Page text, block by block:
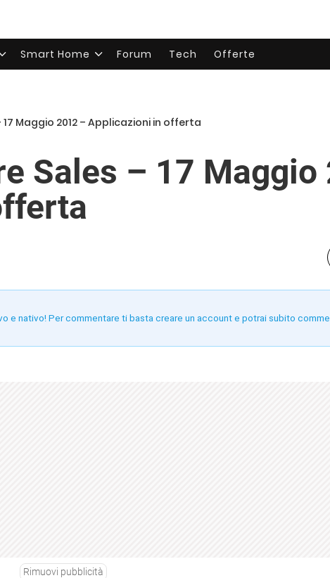
Smart Home Forum Tech Offerte
Maggio 2012 – Applicazioni in offerta
Sales – 17 Maggio
e nativo! Per commentare ti basta creare un account e potrai subito
Rimuovi pubblicità